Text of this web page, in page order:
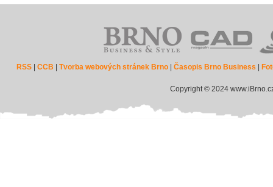
RSS |CCB |Tvorba webových stránek Brno |Časopis Brno Business
Copyright © 2024